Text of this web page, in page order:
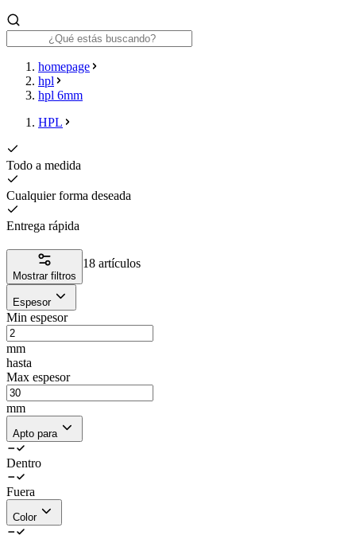
homepage
hpl
hpl 6mm
HPL
Todo a medida
Cualquier forma deseada
Entrega rápida
Mostrar filtros
18 artículos
Espesor
Min espesor
mm
hasta
Max espesor
mm
Apto para
Dentro
Fuera
Color